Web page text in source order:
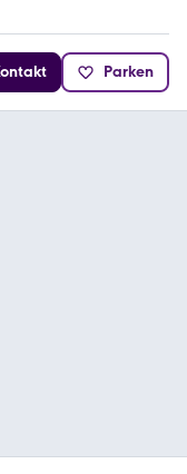
Parken